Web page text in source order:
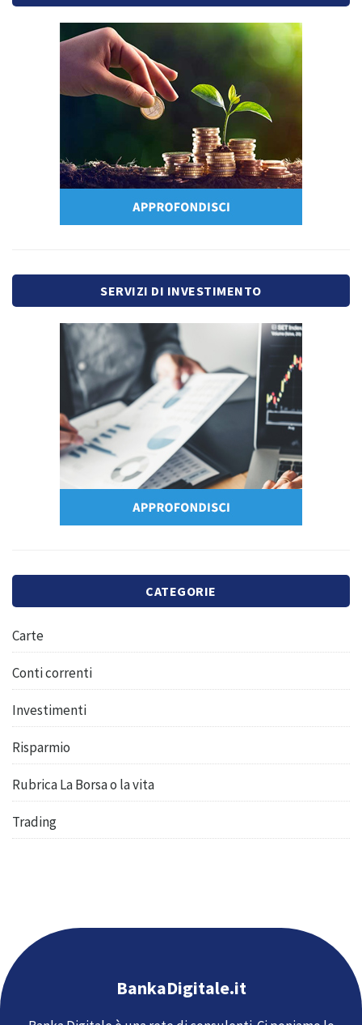
SERVIZI DI INVESTIMENTO
CATEGORIE
Carte
Conti correnti
Investimenti
Risparmio
Rubrica La Borsa o la vita
Trading
BankaDigitale.it